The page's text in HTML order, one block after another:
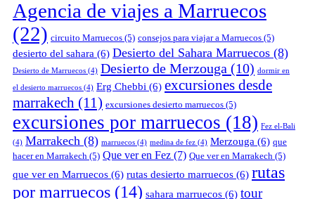
Agencia de viajes a Marruecos
(22) circuito Marruecos (5) consejos para viajar a Marruecos (5)
desierto del sahara (6) Desierto del Sahara Marruecos (8)
Desierto de Marruecos (4) Desierto de Merzouga (10) dormir en
el desierto marruecos (4) Erg Chebbi (6) excursiones desde
marrakech (11) excursiones desierto marruecos (5)
excursiones por marruecos (18) Fez el-Bali
(4) Marrakech (8) marruecos (4) medina de fez (4) Merzouga (6) que
hacer en Marrakech (5) Que ver en Fez (7) Que ver en Marrakech (5)
que ver en Marruecos (6) rutas desierto marruecos (6) rutas
por marruecos (14) sahara marruecos (6) tour